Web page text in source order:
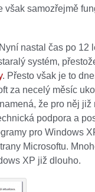
však samozřejmě
nastal čas po 12
systém,
. Přesto však je to
za necelý měsíc
že pro něj již
podpora a
pro Windows
Microsoftu.
XP již dlouho.